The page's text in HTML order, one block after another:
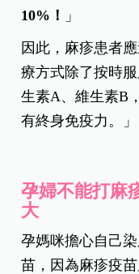
10%！
」
因此，麻疹患者
療方式除了按時
生素A、維生素B
有終身免疫力。」
孕婦不能打麻
大
孕媽咪擔心自己
苗，因為麻疹疫